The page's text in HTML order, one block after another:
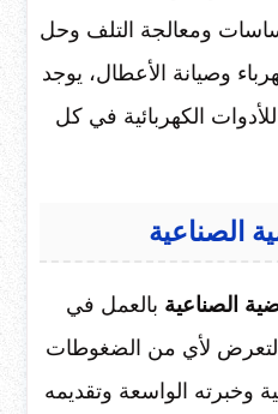
ومعالجة التلف وحل
وصيانة الأعطال، يوجد
الكهربائية في كل
الصناعية
الصناعية بالعمل في
التعرض لأي من الضغوطات
وخبرته الواسعة وتقديمه